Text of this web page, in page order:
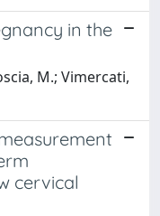
in the
M.; Vimercati,
cervical